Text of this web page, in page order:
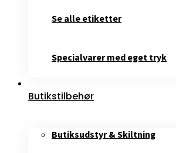
Se alle etiketter
Specialvarer med eget tryk
Butikstilbehør
Butiksudstyr & Skiltning